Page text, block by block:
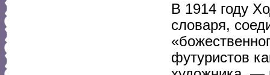
В 1914 году
словаря,
футуристов